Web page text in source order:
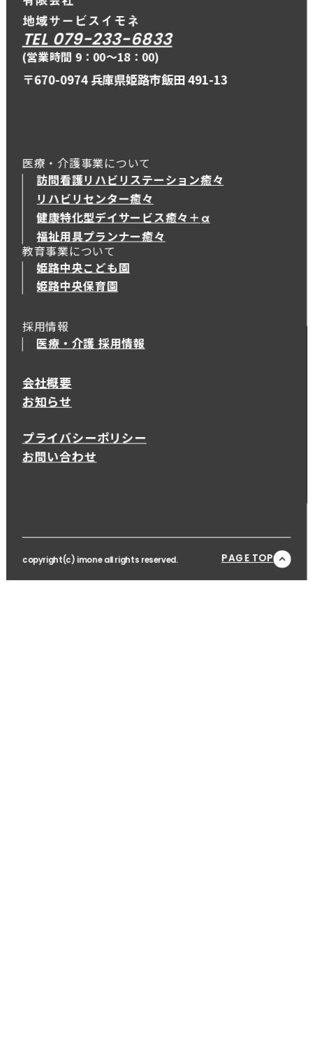
TEL 079-233-6833
(営業時間 9：00〜18：00)
〒670-0974 兵庫県姫路市飯田 491-13
医療・介護事業について
訪問看護リハビリステーション癒々
リハビリセンター癒々
健康特化型デイサービス癒々＋α
健康特化型デイサービス癒々＋
福祉用具プランナー癒々
教育事業について
姫路中央こども園
姫路中央保育園
採用情報
医療・介護 採用情報
会社概要
お知らせ
プライバシーポリシー
お問い合わせ
copyright(c) imone all rights reserved. PAGE TOP